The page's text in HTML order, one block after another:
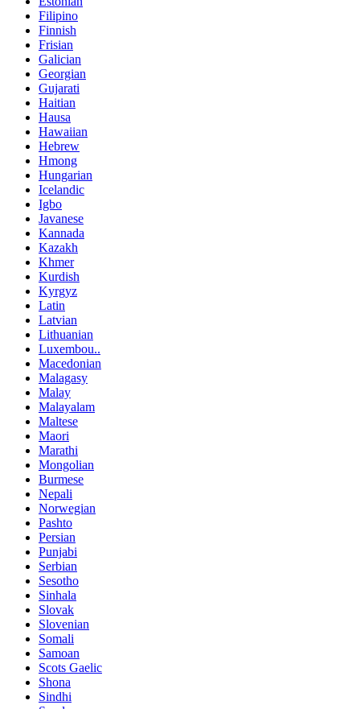
Filipino
Finnish
Frisian
Galician
Georgian
Gujarati
Haitian
Hausa
Hawaiian
Hebrew
Hmong
Hungarian
Icelandic
Igbo
Javanese
Kannada
Kazakh
Khmer
Kurdish
Kyrgyz
Latin
Latvian
Lithuanian
Luxembou..
Macedonian
Malagasy
Malay
Malayalam
Maltese
Maori
Marathi
Mongolian
Burmese
Nepali
Norwegian
Pashto
Persian
Punjabi
Serbian
Sesotho
Sinhala
Slovak
Slovenian
Somali
Samoan
Scots Gaelic
Shona
Sindhi